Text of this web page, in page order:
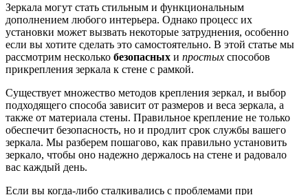
Зеркала могут стать стильным и функциональным
дополнением любого интерьера. Однако процесс их
установки может вызвать некоторые затруднения, особенно
если вы хотите сделать это самостоятельно. В этой статье мы
рассмотрим несколько безопасных и простых способов
прикрепления зеркала к стене с рамкой.
Существует множество методов крепления зеркал, и выбор
подходящего способа зависит от размеров и веса зеркала, а
также от материала стены. Правильное крепление не только
обеспечит безопасность, но и продлит срок службы вашего
зеркала. Мы разберем пошагово, как правильно установить
зеркало, чтобы оно надежно держалось на стене и радовало
вас каждый день.
Если вы когда-либо сталкивались с проблемами при